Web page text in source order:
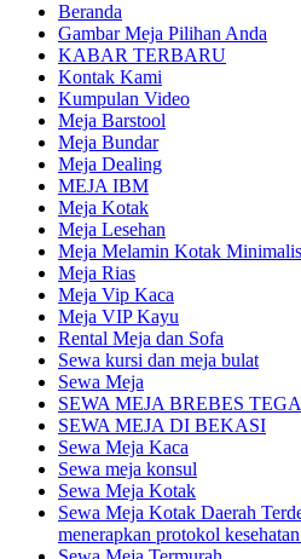
Beranda
Gambar Meja Pilihan Anda
KABAR TERBARU
Kontak Kami
Kumpulan Video
Meja Barstool
Meja Bundar
Meja Dealing
MEJA IBM
Meja Kotak
Meja Lesehan
Meja Melamin Kotak Minimalis
Meja Rias
Meja Vip Kaca
Meja VIP Kayu
Rental Meja dan Sofa
Sewa kursi dan meja bulat
Sewa Meja
SEWA MEJA BREBES
SEWA MEJA DI BEKASI
Sewa Meja Kaca
Sewa meja konsul
Sewa Meja Kotak
Sewa Meja Kotak Daerah
menerapkan protokol